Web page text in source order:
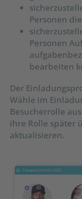
Personen
Personen
bearbeiten
Der
Wähle im
Besucherrolle
ihre Rolle später
aktualisieren.